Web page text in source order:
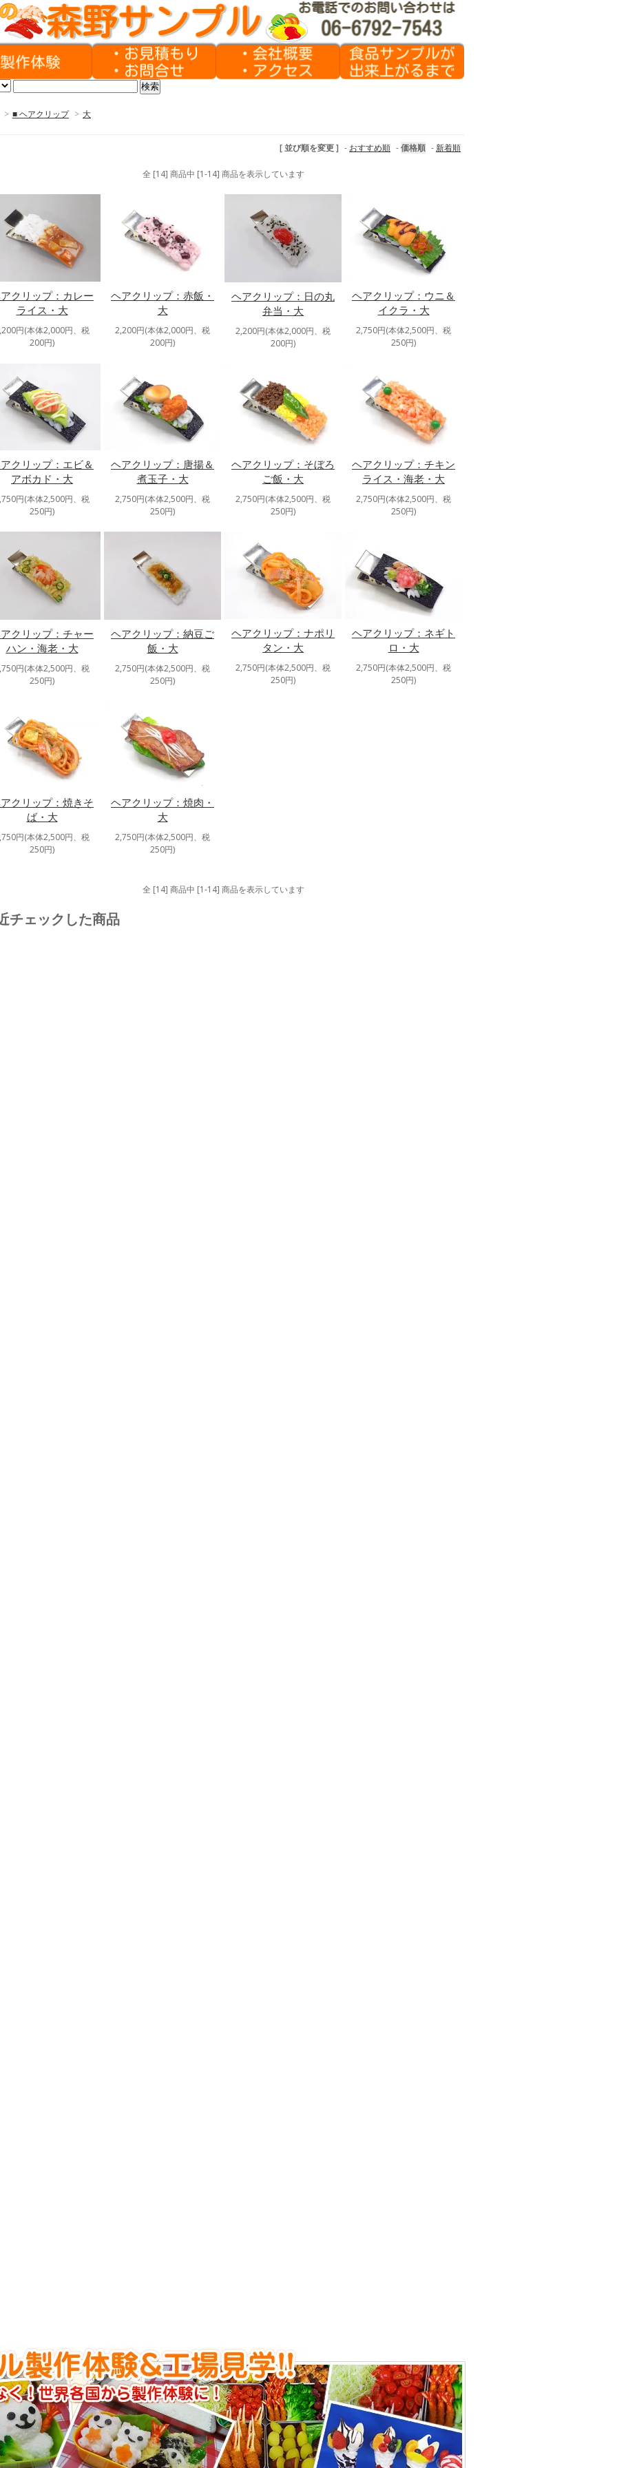
> ■ ヘアクリップ > 大
[ 並び順を変更 ] - おすすめ順 -価格順 -新着順
全 [14] 商品中 [1-14] 商品を表示しています
クリップ：カレー
ライス・大
円(本体2,000円、税
200円)
ヘアクリップ：赤飯・
大
2,200円(本体2,000円、税
200円)
ヘアクリップ：日の丸
弁当・大
2,200円(本体2,000円、税
200円)
ヘアクリップ：ウニ＆
イクラ・大
2,750円(本体2,500円、税
250円)
クリップ：エビ＆
アボカド・大
円(本体2,500円、税
250円)
ヘアクリップ：唐揚＆
煮玉子・大
2,750円(本体2,500円、税
250円)
ヘアクリップ：そぼろ
ご飯・大
2,750円(本体2,500円、税
250円)
ヘアクリップ：チキン
ライス・海老・大
2,750円(本体2,500円、税
250円)
クリップ：チャー
ハン・海老・大
円(本体2,500円、税
250円)
ヘアクリップ：納豆ご
飯・大
2,750円(本体2,500円、税
250円)
ヘアクリップ：ナポリ
タン・大
2,750円(本体2,500円、税
250円)
ヘアクリップ：ネギト
ロ・大
2,750円(本体2,500円、税
250円)
クリップ：焼きそ
ば・大
円(本体2,500円、税
250円)
ヘアクリップ：焼肉・
大
2,750円(本体2,500円、税
250円)
全 [14] 商品中 [1-14] 商品を表示しています
チェックした商品